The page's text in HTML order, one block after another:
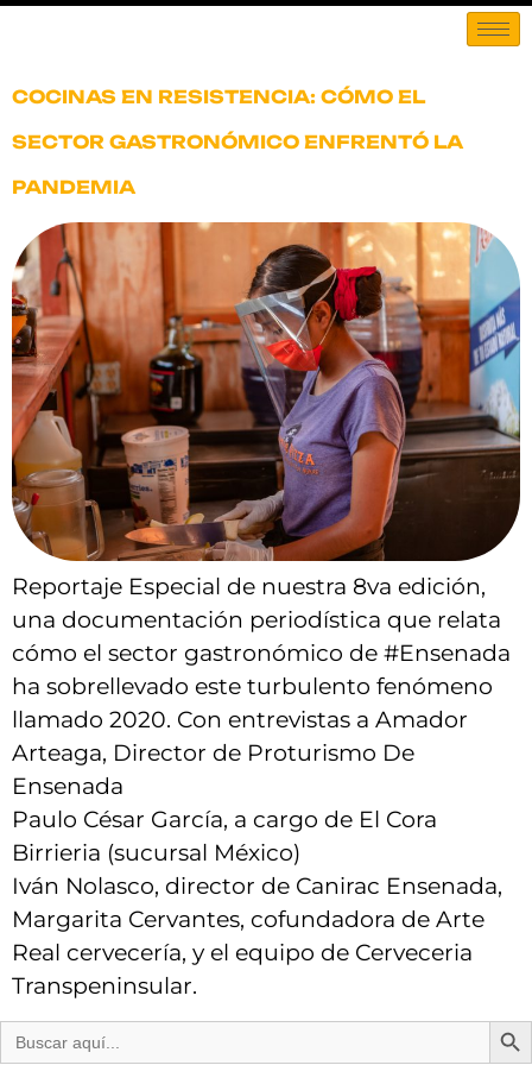
COCINAS EN RESISTENCIA: CÓMO EL
SECTOR GASTRONÓMICO ENFRENTÓ LA
PANDEMIA
Reportaje Especial de nuestra 8va edición,
una documentación periodística que relata
cómo el sector gastronómico de #Ensenada
ha sobrellevado este turbulento fenómeno
llamado 2020. Con entrevistas a Amador
Arteaga, Director de Proturismo De
Ensenada
Paulo César García, a cargo de El Cora
Birrieria (sucursal México)
Iván Nolasco, director de Canirac Ensenada,
Margarita Cervantes, cofundadora de Arte
Real cervecería, y el equipo de Cerveceria
Transpeninsular.
Buscar: